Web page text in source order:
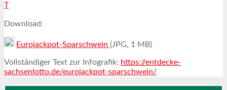
T
Download:
Eurojackpot-Sparschwein (JPG, 1 MB)
Vollständiger Text zur Infografik: https://entdecke-
sachsenlotto.de/eurojackpot-sparschwein/